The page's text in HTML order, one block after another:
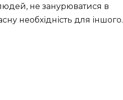
не занурюватися в
необхідність для іншого.